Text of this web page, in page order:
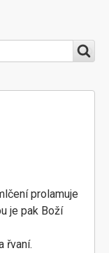
prolamuje
je pak Boží
řvaní.